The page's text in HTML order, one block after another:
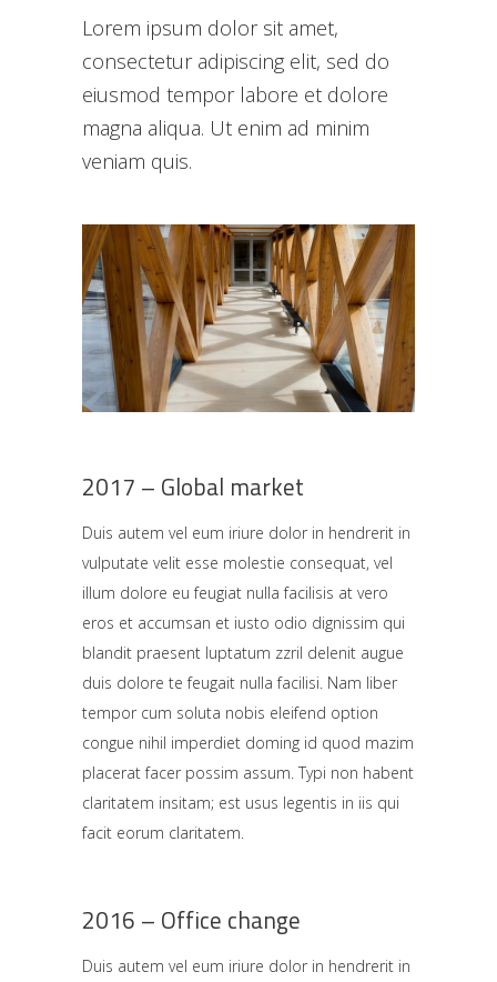
Lorem ipsum dolor sit amet,
consectetur adipiscing elit, sed do
eiusmod tempor labore et dolore
magna aliqua. Ut enim ad minim
veniam quis.
2017 – Global market
Duis autem vel eum iriure dolor in hendrerit in
vulputate velit esse molestie consequat, vel
illum dolore eu feugiat nulla facilisis at vero
eros et accumsan et iusto odio dignissim qui
blandit praesent luptatum zzril delenit augue
duis dolore te feugait nulla facilisi. Nam liber
tempor cum soluta nobis eleifend option
congue nihil imperdiet doming id quod mazim
placerat facer possim assum. Typi non habent
claritatem insitam; est usus legentis in iis qui
facit eorum claritatem.
2016 – Office change
Duis autem vel eum iriure dolor in hendrerit in